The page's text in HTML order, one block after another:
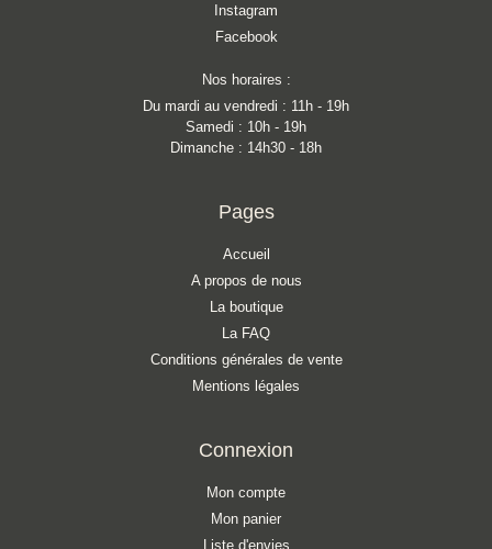
Instagram
Facebook
Nos horaires :
Du mardi au vendredi : 11h - 19h
Samedi : 10h - 19h
Dimanche : 14h30 - 18h
Pages
Accueil
A propos de nous
La boutique
La FAQ
Conditions générales de vente
Mentions légales
Connexion
Mon compte
Mon panier
Liste d'envies